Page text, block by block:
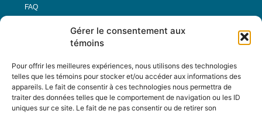
Gérer le consentement aux
témoins
Pour offrir les meilleures expériences, nous utilisons des technologies
telles que les témoins pour stocker et/ou accéder aux informations des
appareils. Le fait de consentir à ces technologies nous permettra de
traiter des données telles que le comportement de navigation ou les ID
uniques sur ce site. Le fait de ne pas consentir ou de retirer son
FAQ
Nous Suivre